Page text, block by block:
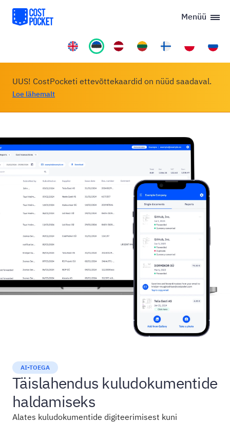
Menüü
UUS! CostPocketi ettevõttekaardid on nüüd saadaval.
Loe lähemalt
AI-TOEGA
Täislahendus kuludokumentide
haldamiseks
Alates kuludokumentide digiteerimisest kuni